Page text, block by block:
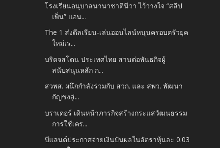
โรงเรียนอนุบาลนานาชาตินีวา ไว้วางใจ “สลีป
เพ็น” แอน...
The 1 ส่งดีลเรียน-เล่นออนไลน์หนุนครอบครัวยุค
ใหม่เร...
บริดจสโตน ประเทศไทย สานต่อพันธกิจผู้
สนับสนุนหลัก ก...
สวพส. ผนึกกำลังร่วมกับ สวก. และ สพว. พัฒนา
กัญชงสู่...
บราเดอร์ เดินหน้าภารกิจสร้างกระแสวัฒนธรรม
การใช้เคร...
บีแลนด์ประกาศจ่ายเงินปันผลในอัตราหุ้นละ 0.03